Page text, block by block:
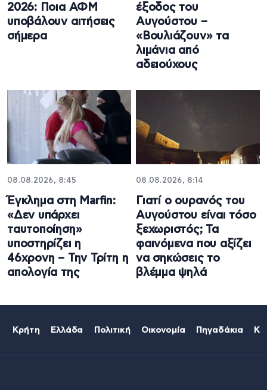
2026: Ποια ΑΦΜ
υποβάλουν αιτήσεις
σήμερα
έξοδος του
Αυγούστου –
«Βουλιάζουν» τα
λιμάνια από
αδειούχους
08.08.2026, 8:45
Έγκλημα στη Marfin:
«Δεν υπάρχει
ταυτοποίηση»
υποστηρίζει η
46χρονη – Την Τρίτη η
απολογία της
08.08.2026, 8:14
Γιατί ο ουρανός του
Αυγούστου είναι τόσο
ξεχωριστός; Τα
φαινόμενα που αξίζει
να σηκώσεις το
βλέμμα ψηλά
Κρήτη Ελλάδα Πολιτική Οικονομία Πηγαδάκια